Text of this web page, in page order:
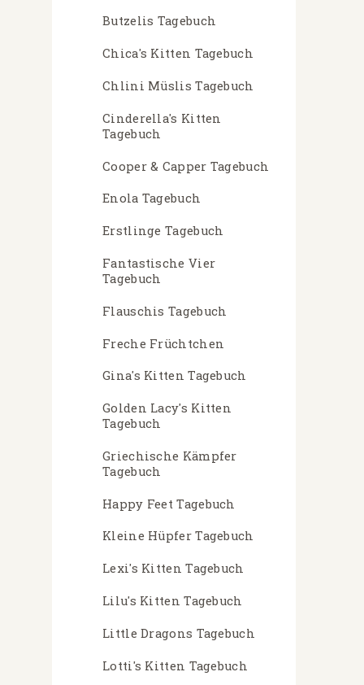
Butzelis Tagebuch
Chica's Kitten Tagebuch
Chlini Müslis Tagebuch
Cinderella's Kitten
Tagebuch
Cooper & Capper Tagebuch
Enola Tagebuch
Erstlinge Tagebuch
Fantastische Vier
Tagebuch
Flauschis Tagebuch
Freche Früchtchen
Gina's Kitten Tagebuch
Golden Lacy's Kitten
Tagebuch
Griechische Kämpfer
Tagebuch
Happy Feet Tagebuch
Kleine Hüpfer Tagebuch
Lexi's Kitten Tagebuch
Lilu's Kitten Tagebuch
Little Dragons Tagebuch
Lotti's Kitten Tagebuch